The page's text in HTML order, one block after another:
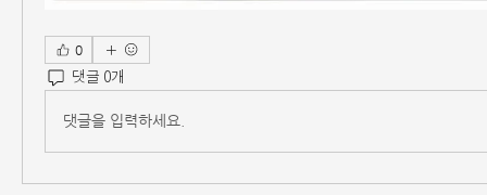
0
댓글 0개
댓글을 입력하세요.